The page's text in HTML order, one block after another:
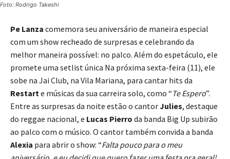
Foto: Rodrigo Takeshi
Pe Lanza comemora seu aniversário de maneira especial
com um show recheado de surpresas e celebrando da
melhor maneira possível: no palco. Além do espetáculo, ele
promete uma setlist única Na próxima sexta-feira (11), ele
sobe na Jai Club, na Vila Mariana, para cantar hits da
Restart e músicas da sua carreira solo, como “ Te Espero”.
Entre as surpresas da noite estão o cantorJulies, destaque
do reggae nacional, e Lucas Pierro da banda Big Up subirão
ao palco com o músico. O cantor também convida a banda
Alexia para abrir o show: “Falta pouco para o meu